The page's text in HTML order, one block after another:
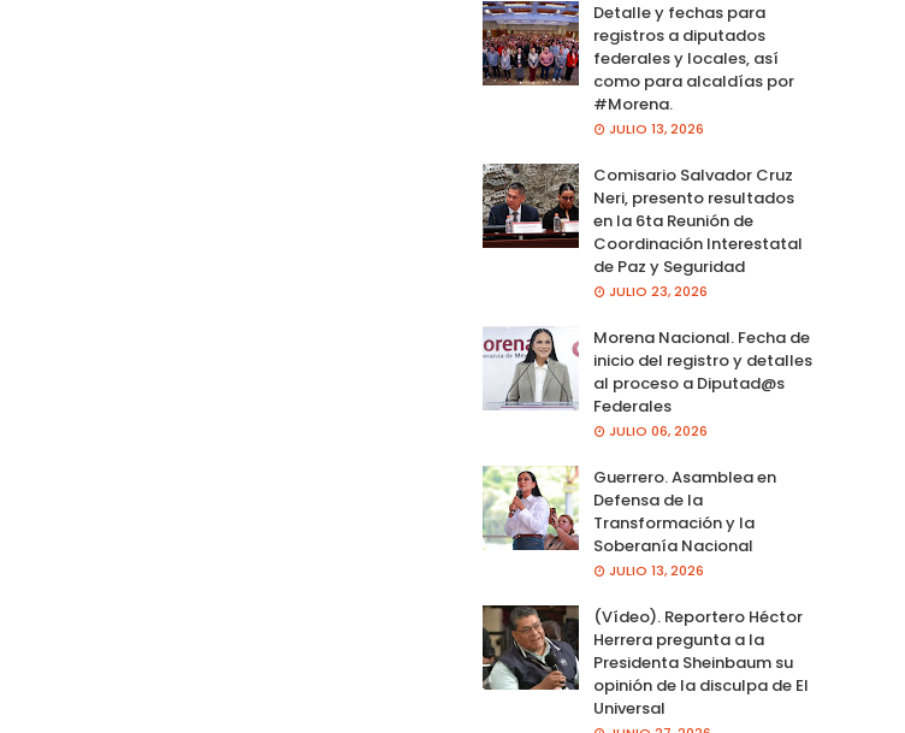
Detalle y fechas para
registros a diputados
federales y locales, así
como para alcaldías por
#Morena.
JULIO 13, 2026
Comisario Salvador Cruz
Neri, presento resultados
en la 6ta Reunión de
Coordinación Interestatal
de Paz y Seguridad
JULIO 23, 2026
Morena Nacional. Fecha de
inicio del registro y detalles
al proceso a Diputad@s
Federales
JULIO 06, 2026
Guerrero. Asamblea en
Defensa de la
Transformación y la
Soberanía Nacional
JULIO 13, 2026
(Vídeo). Reportero Héctor
Herrera pregunta a la
Presidenta Sheinbaum su
opinión de la disculpa de El
Universal